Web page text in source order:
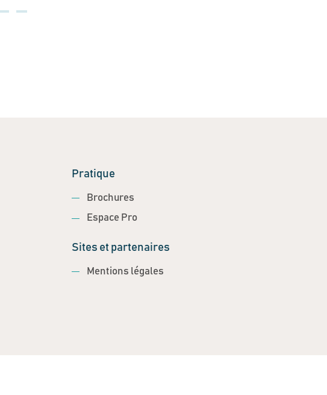
Pratique
Brochures
Espace Pro
Sites et partenaires
Mentions légales